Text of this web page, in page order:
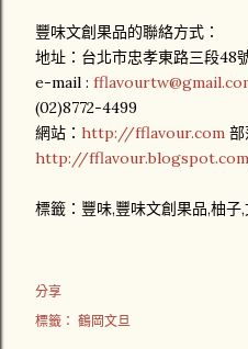
豐味文創果品的聯絡方式：
地址：台北市忠孝東路三段48
e-mail :
(02)8772-4499
網站： http://fflavour.com 部
http://
標籤：豐味,豐味文創果品,柚子
分享
標籤： 鶴岡文旦